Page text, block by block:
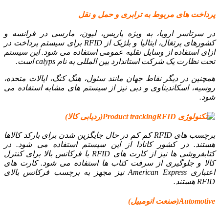
پرداخت های مربوط به ترابری و حمل و نقل
در سرتاسر اروپا، به ویژه پاریس، لیون، مارسی در فرانسه و
کشورهای پرتغال، ایتالیا و بلژیک از RFID برای سیستم پرداخت در
ازای استفاده از وسایل نقلیه عمومی استفاده می شود. این سیستم
تحت نظارت یک شرکت استاندارد بین المللی به نام calyps است.
همچنین در دیگر نقاط جهان مانند سئول، هنگ کنگ، ایالات متحده،
روسیه، اسکاندیناوی و دبی نیز از سیستم های مشابه استفاده می
شود.
Product tracking(ردیابی کالا)
برچسب های RFID کم کم در حال جایگزین شدن برای بارکد کالاها
هستند. در کشور کانادا از این سیستم استفاده می شود. در
کتابفروشی ها نیز از کارت های RFID با فرکانس بالا برای کنترل
کالا و جلوگیری از سرقت کتاب ها استفاده می شود. کارت های
اعتباری American Express نیز مجهز به برچسب فرکانس بالای
RFID هستند.
Automotive(صنعت اتومبیل)